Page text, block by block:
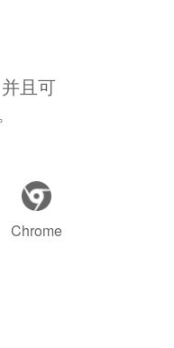
且可
Chrome